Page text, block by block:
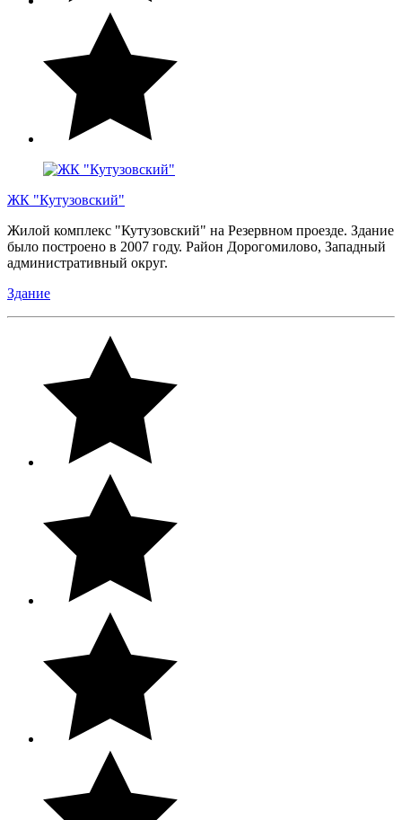
ЖК "Кутузовский"
Жилой комплекс "Кутузовский" на Резервном проезде. Здание
было построено в 2007 году. Район Дорогомилово, Западный
административный округ.
Здание